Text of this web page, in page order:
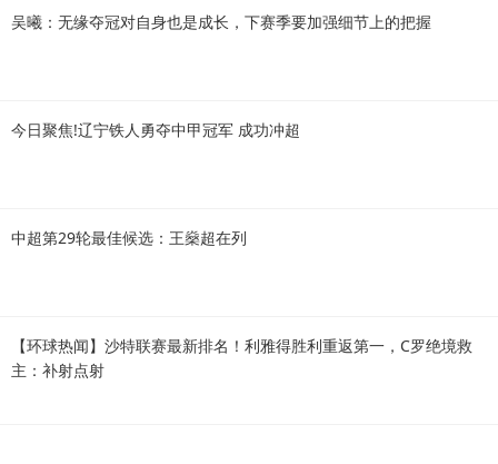
吴曦：无缘夺冠对自身也是成长，下赛季要加强细节上的把握
今日聚焦!辽宁铁人勇夺中甲冠军 成功冲超
中超第29轮最佳候选：王燊超在列
【环球热闻】沙特联赛最新排名！利雅得胜利重返第一，C罗绝境救
主：补射点射